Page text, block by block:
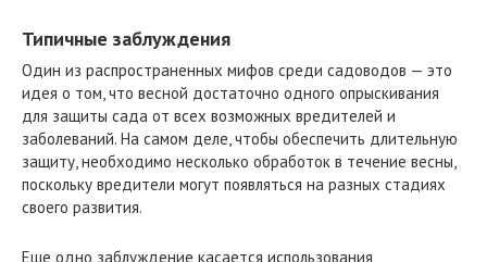
Типичные заблуждения
Один из распространенных мифов среди садоводов — это
идея о том, что весной достаточно одного опрыскивания
для защиты сада от всех возможных вредителей и
заболеваний. На самом деле, чтобы обеспечить длительную
защиту, необходимо несколько обработок в течение весны,
поскольку вредители могут появляться на разных стадиях
своего развития.
Еще одно заблуждение касается использования